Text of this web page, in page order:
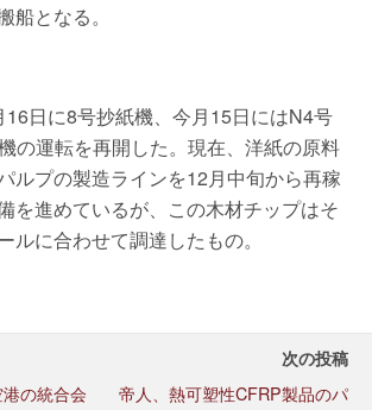
船となる。
日に8号抄紙機、今月15日にはN4号
の運転を再開した。現在、洋紙の原料
ルプの製造ラインを12月中旬から再稼
を進めているが、この木材チップはそ
ルに合わせて調達したもの。
の統合会
次の投稿
帝人、熱可塑性CFRP製品のパ